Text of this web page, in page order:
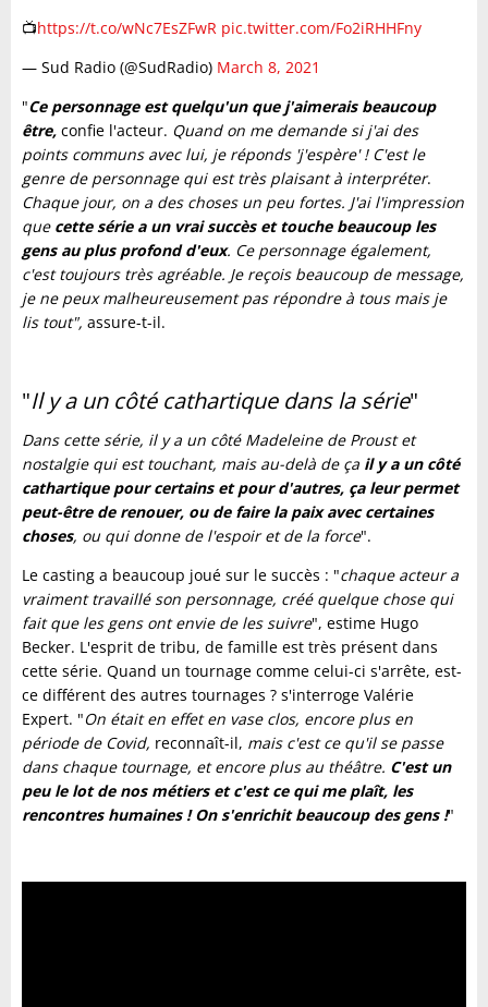
📺https://t.co/wNc7EsZFwR pic.twitter.com/Fo2iRHHFny
— Sud Radio (@SudRadio) March 8, 2021
"Ce personnage est quelqu'un que j'aimerais beaucoup
être, confie l'acteur. Quand on me demande si j'ai des
points communs avec lui, je réponds 'j'espère' ! C'est le
genre de personnage qui est très plaisant à interpréter.
Chaque jour, on a des choses un peu fortes. J'ai l'impression
que cette série a un vrai succès et touche beaucoup les
gens au plus profond d'eux. Ce personnage également,
c'est toujours très agréable. Je reçois beaucoup de message,
je ne peux malheureusement pas répondre à tous mais je
lis tout", assure-t-il.
"Il y a un côté cathartique dans la série"
Dans cette série, il y a un côté Madeleine de Proust et
nostalgie qui est touchant, mais au-delà de ça il y a un côté
cathartique pour certains et pour d'autres, ça leur permet
peut-être de renouer, ou de faire la paix avec certaines
choses, ou qui donne de l'espoir et de la force".
Le casting a beaucoup joué sur le succès : "chaque acteur a
vraiment travaillé son personnage, créé quelque chose qui
fait que les gens ont envie de les suivre", estime Hugo
Becker. L'esprit de tribu, de famille est très présent dans
cette série. Quand un tournage comme celui-ci s'arrête, est-
ce différent des autres tournages ? s'interroge Valérie
Expert. "On était en effet en vase clos, encore plus en
période de Covid, reconnaît-il, mais c'est ce qu'il se passe
dans chaque tournage, et encore plus au théâtre. C'est un
peu le lot de nos métiers et c'est ce qui me plaît, les
rencontres humaines ! On s'enrichit beaucoup des gens !"